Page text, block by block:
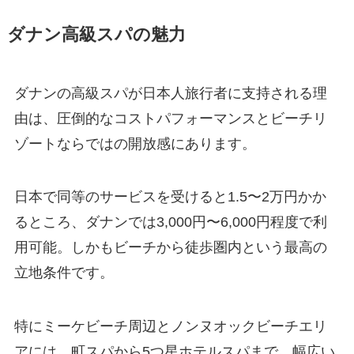
ダナン高級スパの魅力
ダナンの高級スパが日本人旅行者に支持される理
由は、圧倒的なコストパフォーマンスとビーチリ
ゾートならではの開放感にあります。
日本で同等のサービスを受けると1.5〜2万円かか
るところ、ダナンでは3,000円〜6,000円程度で利
用可能。しかもビーチから徒歩圏内という最高の
立地条件です。
特にミーケビーチ周辺とノンヌオックビーチエリ